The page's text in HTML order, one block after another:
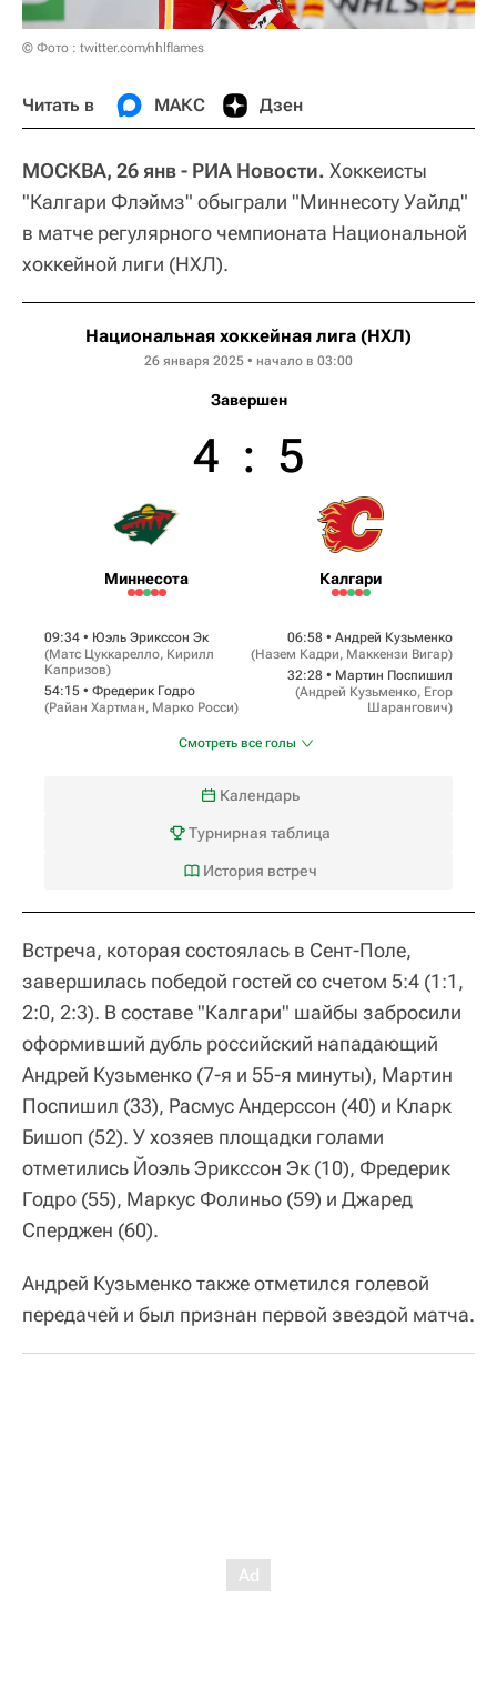
© Фото : twitter.com/nhlflames
Читать в МАКС Дзен
МОСКВА, 26 янв - РИА Новости. Хоккеисты
"Калгари Флэймз" обыграли "Миннесоту Уайлд"
в матче регулярного чемпионата Национальной
хоккейной лиги (НХЛ).
Национальная хоккейная лига (НХЛ)
26 января 2025 • начало в 03:00
Завершен
Миннесота
4 : 5
Калгари
09:34 • Юэль Эрикссон Эк
(Матс Цуккарелло, Кирилл
Капризов)
54:15 • Фредерик Годро
(Райан Хартман, Марко Росси)
06:58 • Андрей Кузьменко
(Назем Кадри, Маккензи Вигар)
32:28 • Мартин Поспишил
(Андрей Кузьменко, Егор
Шарангович)
Смотреть все голы
Календарь
Турнирная таблица
История встреч
Встреча, которая состоялась в Сент-Поле,
завершилась победой гостей со счетом 5:4 (1:1,
2:0, 2:3). В составе "Калгари" шайбы забросили
оформивший дубль российский нападающий
Андрей Кузьменко (7-я и 55-я минуты), Мартин
Поспишил (33), Расмус Андерссон (40) и Кларк
Бишоп (52). У хозяев площадки голами
отметились Йоэль Эрикссон Эк (10), Фредерик
Годро (55), Маркус Фолиньо (59) и Джаред
Сперджен (60).
Андрей Кузьменко также отметился голевой
передачей и был признан первой звездой матча.